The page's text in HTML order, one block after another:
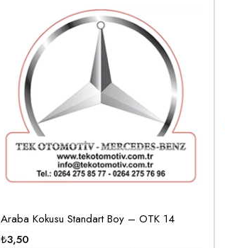
Araba Kokusu Standart Boy – OTK 14
₺3,50